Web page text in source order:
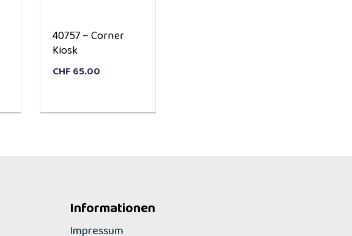
40757 – Corner
Kiosk
CHF65.00
Informationen